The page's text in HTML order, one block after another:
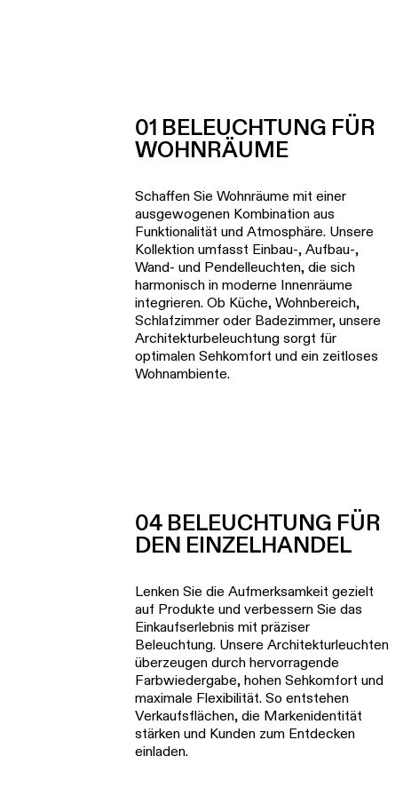
01 BELEUCHTUNG FÜR
WOHNRÄUME
Schaffen Sie Wohnräume mit einer
ausgewogenen Kombination aus
Funktionalität und Atmosphäre. Unsere
Kollektion umfasst Einbau-, Aufbau-,
Wand- und Pendelleuchten, die sich
harmonisch in moderne Innenräume
integrieren. Ob Küche, Wohnbereich,
Schlafzimmer oder Badezimmer, unsere
Architekturbeleuchtung sorgt für
optimalen Sehkomfort und ein zeitloses
Wohnambiente.
04 BELEUCHTUNG FÜR
DEN EINZELHANDEL
Lenken Sie die Aufmerksamkeit gezielt
auf Produkte und verbessern Sie das
Einkaufserlebnis mit präziser
Beleuchtung. Unsere Architekturleuchten
überzeugen durch hervorragende
Farbwiedergabe, hohen Sehkomfort und
maximale Flexibilität. So entstehen
Verkaufsflächen, die Markenidentität
stärken und Kunden zum Entdecken
einladen.